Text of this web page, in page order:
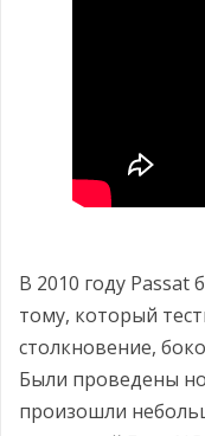
В 2010 году
тому, который
столкновение,
Были проведены
произошли